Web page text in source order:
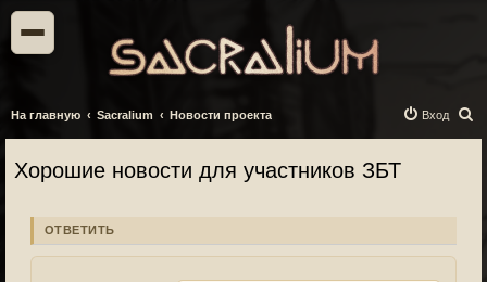
На главную Sacralium Новости проекта
о
Вход
Хорошие новости для участников ЗБТ
ОТВЕТИТЬ